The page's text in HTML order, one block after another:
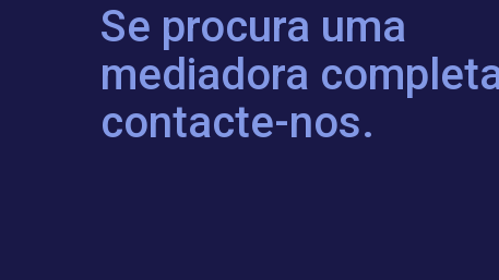
Se procura uma
mediadora
contacte-nos.